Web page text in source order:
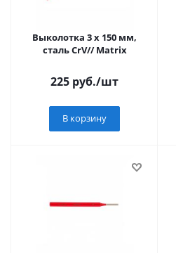
Выколотка 3 x 150 мм,
сталь CrV// Matrix
225 руб./шт
В корзину